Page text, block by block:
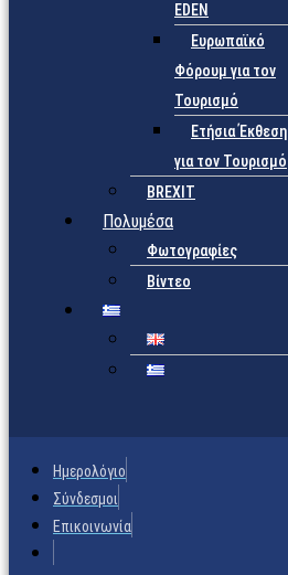
EDEN
Ευρωπαϊκό
Φόρουμ για τον
Τουρισμό
Ετήσια Έκθεση
για τον Τουρισμό
BREXIT
Πολυμέσα
Φωτογραφίες
Βίντεο
Ημερολόγιο
Σύνδεσμοι
Επικοινωνία